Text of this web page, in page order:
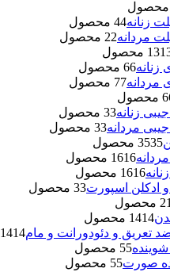
زنانه 44 محصول
مردانه 22 محصول
13
زنانه 66 محصول
مردانه 77 محصول
6
زنانه 33 محصول
مردانه 33 محصول
3535 محصول
1616 محصول
1616 محصول
ادکلن اسپورت 33 محصول
21
1414 محصول
تعریق و دئودورانت و مام
1414 محصول
55 محصول
صورت 55 محصول